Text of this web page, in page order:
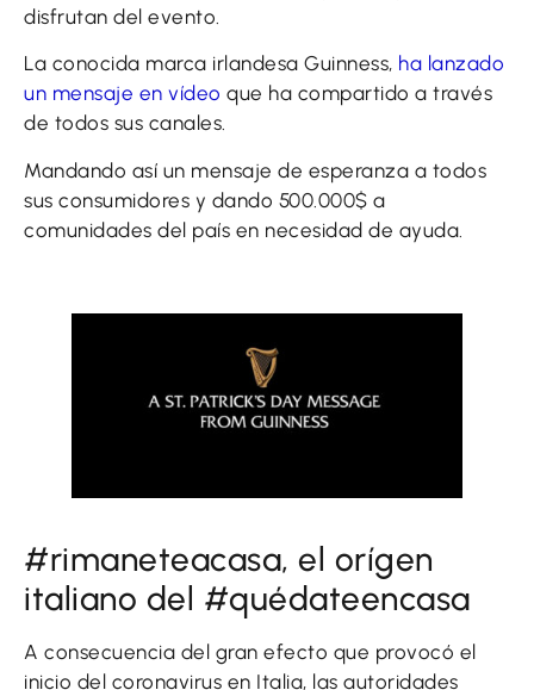
disfrutan del evento.
La conocida marca irlandesa Guinness, ha lanzado
un mensaje en vídeo que ha compartido a través
de todos sus canales.
Mandando así un mensaje de esperanza a todos
sus consumidores y dando 500.000$ a
comunidades del país en necesidad de ayuda.
#rimaneteacasa, el orígen
italiano del #quédateencasa
A consecuencia del gran efecto que provocó el
inicio del coronavirus en Italia, las autoridades